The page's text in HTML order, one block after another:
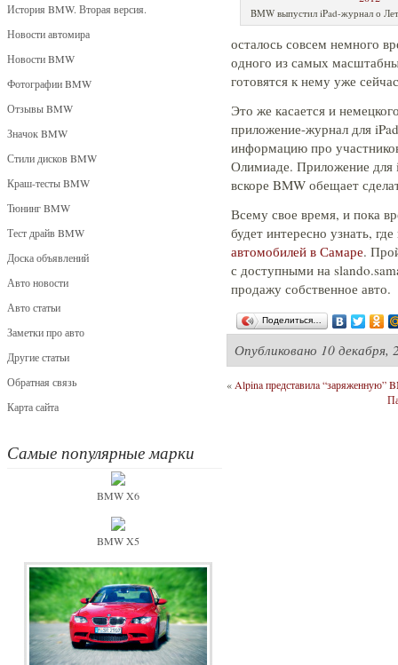
История BMW. Вторая версия.
Новости автомира
Новости BMW
Фотографии BMW
Отзывы BMW
Значок BMW
Стили дисков BMW
Краш-тесты BMW
Тюнинг BMW
Тест драйв BMW
Доска объявлений
Авто новости
Авто статьи
Заметки про авто
Другие статьи
Обратная связь
Карта сайта
Самые популярные марки
BMW X6
BMW X5
BMW выпустил iPad-журнал о
осталось совсем немного
одного из самых
готовятся к нему уже
Это же касается и
приложение-журнал для
информацию про
Олимиаде. Приложение для
вскоре BMW обещает
Всему свое время, и пока
будет интересно узнать,
автомобилей в Самаре.
с доступными на
продажу собственное авто.
Поделиться…
Опубликовано 10 декабря,
« Alpina представилa “заряженную”